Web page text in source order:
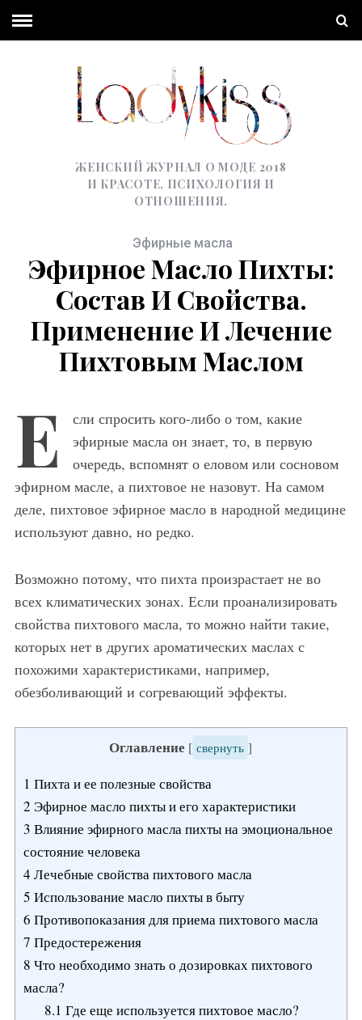
ЖЕНСКИЙ ЖУРНАЛ О МОДЕ 2018
И КРАСОТЕ, ПСИХОЛОГИЯ И
ОТНОШЕНИЯ.
Эфирные масла
Эфирное Масло Пихты:
Состав И Свойства.
Применение И Лечение
Пихтовым Маслом
Е
сли спросить кого-либо о том, какие
эфирные масла он знает, то, в первую
очередь, вспомнят о еловом или сосновом
эфирном масле, а пихтовое не назовут. На самом
деле, пихтовое эфирное масло в народной медицине
используют давно, но редко.
Возможно потому, что пихта произрастает не во
всех климатических зонах. Если проанализировать
свойства пихтового масла, то можно найти такие,
которых нет в других ароматических маслах с
похожими характеристиками, например,
обезболивающий и согревающий эффекты.
Оглавление [ свернуть ]
1 Пихта и ее полезные свойства
2 Эфирное масло пихты и его характеристики
3 Влияние эфирного масла пихты на эмоциональное
состояние человека
4 Лечебные свойства пихтового масла
5 Использование масло пихты в быту
6 Противопоказания для приема пихтового масла
7 Предостережения
8 Что необходимо знать о дозировках пихтового
масла?
8.1 Где еще используется пихтовое масло?